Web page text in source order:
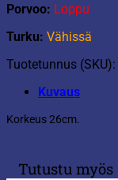
Porvoo: Loppu
Turku: Vähissä
Tuotetunnus (SKU):
Kuvaus
Korkeus 26cm.
Tutustu myös